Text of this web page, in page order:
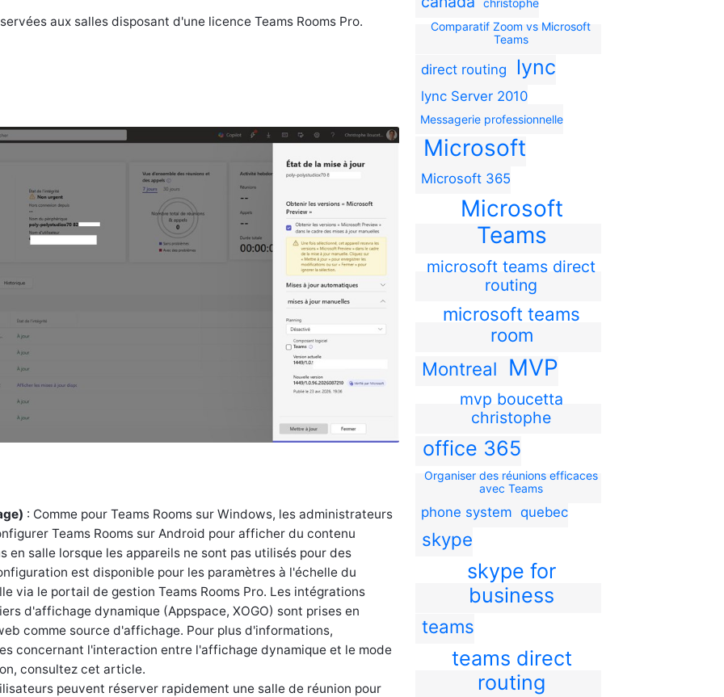
christophe
Comparatif Zoom vs Microsoft
Teams
direct routing lync
lync Server 2010
Messagerie professionnelle
Microsoft
Microsoft 365
Microsoft
Teams
microsoft teams direct
routing
microsoft teams
room
Montreal
MVP
mvp boucetta
christophe
office 365
Organiser des réunions efficaces
avec Teams
phone system quebec
skype
skype for
business
teams
teams direct
routing
aux salles disposant d'une licence Teams Rooms Pro.
: Comme pour Teams Rooms sur Windows, les administrateurs
Teams Rooms sur Android pour afficher du contenu
en salle lorsque les appareils ne sont pas utilisés pour des
est disponible pour les paramètres à l'échelle du
via le portail de gestion Teams Rooms Pro. Les intégrations
d'affichage dynamique (Appspace, XOGO) sont prises en
comme source d'affichage. Pour plus d'informations,
concernant l'interaction entre l'affichage dynamique et le mode
consultez cet article.
peuvent réserver rapidement une salle de réunion pour